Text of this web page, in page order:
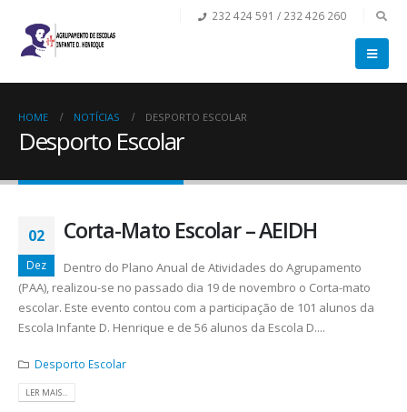
232 424 591 / 232 426 260
HOME NOTÍCIAS DESPORTO ESCOLAR
Desporto Escolar
02
Dez
Corta-Mato Escolar – AEIDH
Dentro do Plano Anual de Atividades do Agrupamento
(PAA), realizou-se no passado dia 19 de novembro o Corta-mato
escolar. Este evento contou com a participação de 101 alunos da
Escola Infante D. Henrique e de 56 alunos da Escola D....
Desporto Escolar
LER MAIS...